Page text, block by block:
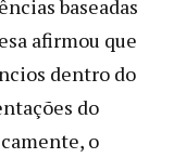
baseadas
afirmou que
dentro do
do
o